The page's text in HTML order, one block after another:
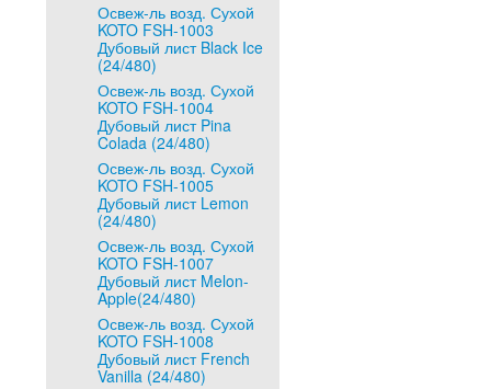
Освеж-ль возд. Сухой
KOTO FSH-1003
Дубовый лист Black Ice
(24/480)
Освеж-ль возд. Сухой
KOTO FSH-1004
Дубовый лист Pina
Colada (24/480)
Освеж-ль возд. Сухой
KOTO FSH-1005
Дубовый лист Lemon
(24/480)
Освеж-ль возд. Сухой
KOTO FSH-1007
Дубовый лист Melon-
Apple(24/480)
Освеж-ль возд. Сухой
KOTO FSH-1008
Дубовый лист French
Vanilla (24/480)